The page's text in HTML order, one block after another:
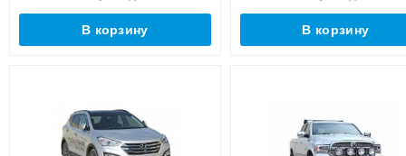
В корзину В корзину